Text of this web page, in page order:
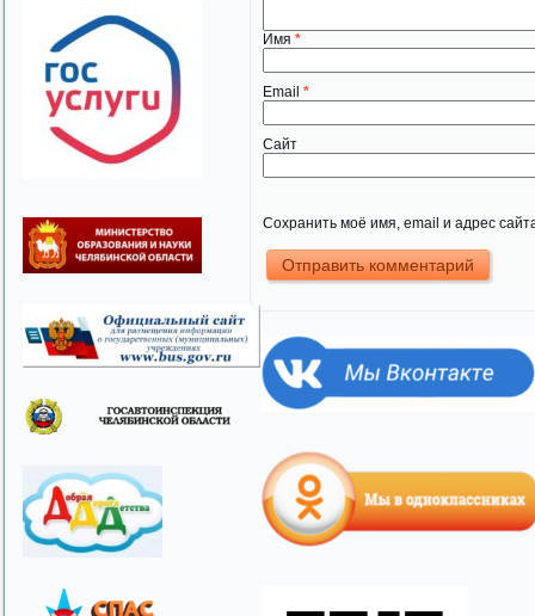
Имя *
Email *
Сайт
Сохранить моё имя, email и адрес